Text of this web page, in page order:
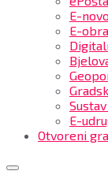
E-
E-
E-
Otvoreni